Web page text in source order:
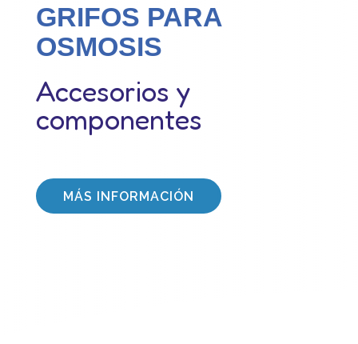
GRIFOS PARA
OSMOSIS
Accesorios y
componentes
MÁS INFORMACIÓN